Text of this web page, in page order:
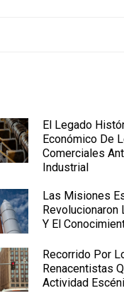
El Legado
Económico De
Comerciales
Industrial
Las Misiones
Revolucionaron
Y El
Recorrido Por
Renacentistas
Actividad